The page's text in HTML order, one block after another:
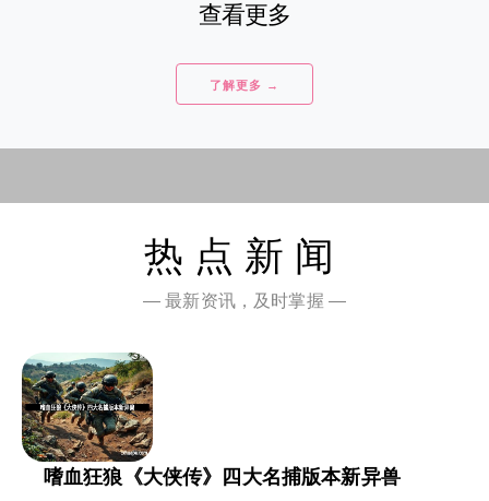
查看更多
了解更多 →
热点新闻
— 最新资讯，及时掌握 —
嗜血狂狼《大侠传》四大名捕版本新异兽